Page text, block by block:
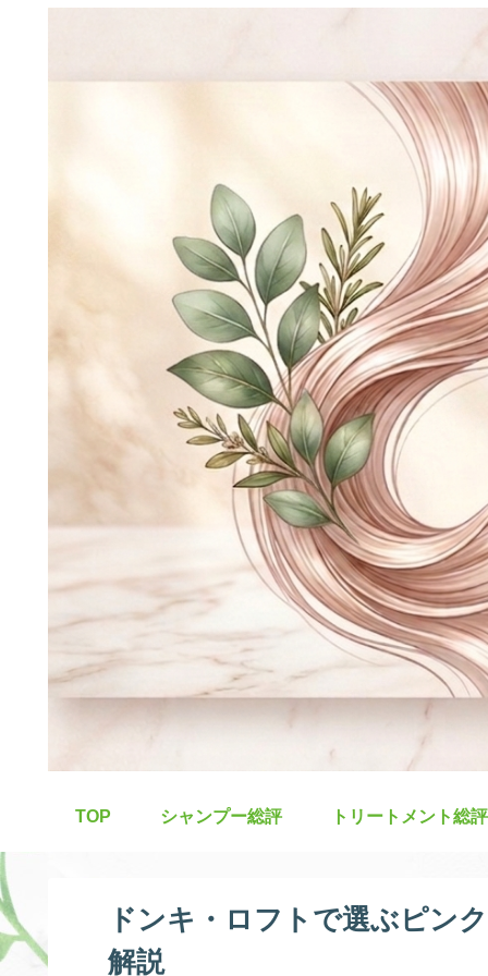
TOP シャンプー総評 トリートメント総評
ドンキ・ロフトで選ぶピン
解説